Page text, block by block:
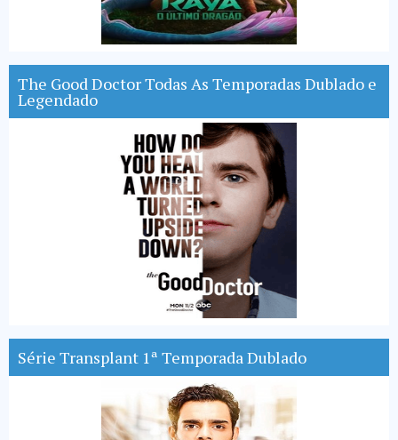
The Good Doctor Todas As Temporadas Dublado e
Legendado
Série Transplant 1ª Temporada Dublado